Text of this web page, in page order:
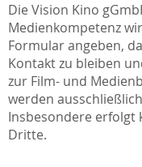
Die Vision Kino
Medienkompetenz
Formular angeben,
Kontakt zu bleiben
zur Film- und
werden
Insbesondere erfolgt
Dritte.